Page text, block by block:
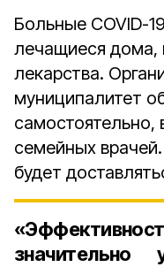
Больные COVID-
лечащиеся дома,
лекарства.
муниципалитет
самостоятельно,
семейных
будет